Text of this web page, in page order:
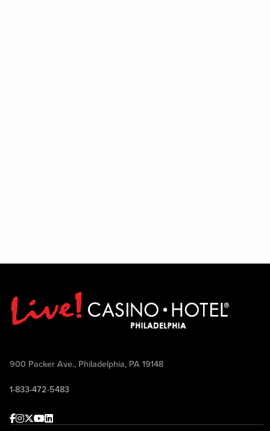
900 Packer Ave., Philadelphia, PA 19148
1-833-472-5483
Facebook
Instagram
Twitter
Youtube
linkedin